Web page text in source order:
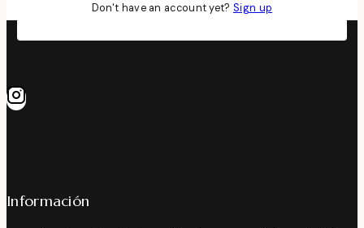
Información
Don't have an account yet? Sign up